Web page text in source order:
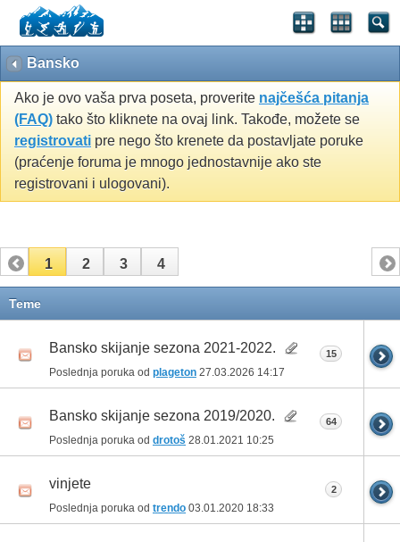
Bansko
Ako je ovo vaša prva poseta, proverite najčešća pitanja
(FAQ) tako što kliknete na ovaj link. Takođe, možete se
registrovati pre nego što krenete da postavljate poruke
(praćenje foruma je mnogo jednostavnije ako ste
registrovani i ulogovani).
1 2 3 4
Teme
Bansko skijanje sezona 2021-2022.
Poslednja poruka od plageton 27.03.2026 14:17
15
Bansko skijanje sezona 2019/2020.
Poslednja poruka od drotoš 28.01.2021 10:25
64
vinjete
Poslednja poruka od trendo 03.01.2020 18:33
2